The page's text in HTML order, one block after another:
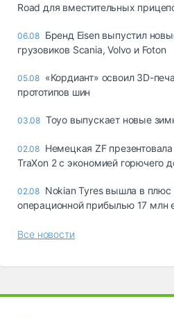
Road для вместительных
06.08 Бренд Eisen выпустил
грузовиков Scania, Volvo и Foton
05.08 «Кордиант» освоил 3D-
прототипов шин
03.08 Toyo выпускает новые
02.08 Немецкая ZF
TraXon 2 с экономией горючего
02.08 Nokian Tyres вышла в плюс
операционной прибылью 17 млн
Все новости